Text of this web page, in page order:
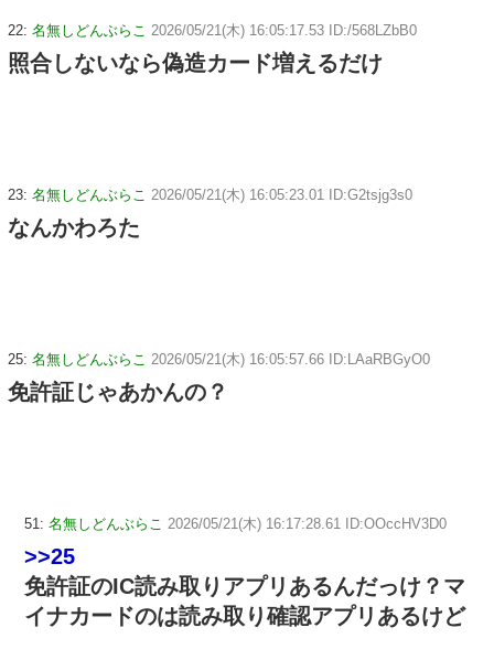
22: 名無しどんぶらこ 2026/05/21(木) 16:05:17.53 ID:/568LZbB0
照合しないなら偽造カード増えるだけ
23: 名無しどんぶらこ 2026/05/21(木) 16:05:23.01 ID:G2tsjg3s0
なんかわろた
25: 名無しどんぶらこ 2026/05/21(木) 16:05:57.66 ID:LAaRBGyO0
免許証じゃあかんの？
51: 名無しどんぶらこ 2026/05/21(木) 16:17:28.61 ID:OOccHV3D0
>>25
免許証のIC読み取りアプリあるんだっけ？マ
イナカードのは読み取り確認アプリあるけど